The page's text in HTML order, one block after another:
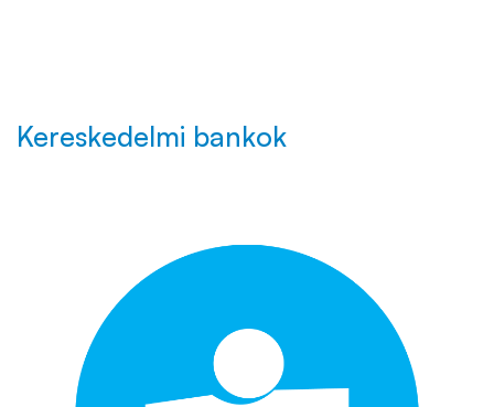
Kereskedelmi bankok